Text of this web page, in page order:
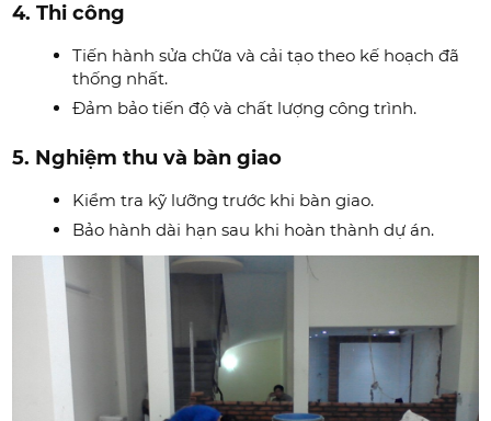
4. Thi công
Tiến hành sửa chữa và cải tạo theo kế hoạch đã
thống nhất.
Đảm bảo tiến độ và chất lượng công trình.
5. Nghiệm thu và bàn giao
Kiểm tra kỹ lưỡng trước khi bàn giao.
Bảo hành dài hạn sau khi hoàn thành dự án.